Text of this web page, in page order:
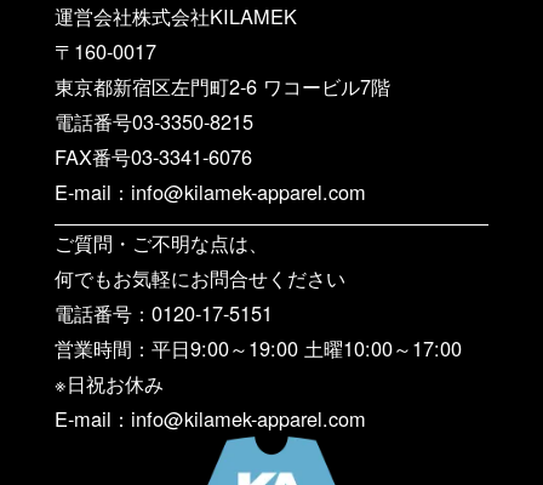
運営会社株式会社KILAMEK
〒160-0017
東京都新宿区左門町2-6 ワコービル7階
電話番号03-3350-8215
FAX番号03-3341-6076
E-mail：info@kilamek-apparel.com
ご質問・ご不明な点は、
何でもお気軽にお問合せください
電話番号：0120-17-5151
営業時間：平日9:00～19:00 土曜10:00～17:00
※日祝お休み
E-mail：info@kilamek-apparel.com